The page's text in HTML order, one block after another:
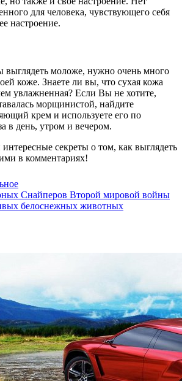
для человека, чувствующего себя
настроение.
выглядеть моложе, нужно очень много
коже. Знаете ли вы, что сухая кожа
увлажненная? Если Вы не хотите,
морщинистой, найдите
крем и используете его по
в день, утром и вечером.
секреты о том, как выглядеть
в комментариях!
Снайперов Второй мировой войны
белоснежных животных